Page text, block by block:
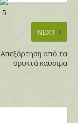
NEXT
Απεξάρτηση από τα
ορυκτά καύσιμα